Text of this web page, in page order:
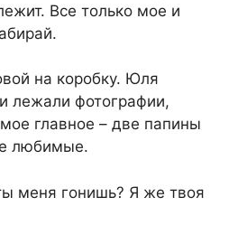
Все только мое и
на коробку. Юля
лежали фотографии,
главное – две папины
любимые.
меня гонишь? Я же твоя